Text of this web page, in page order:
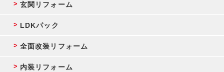
玄関リフォーム
LDKパック
全面改装リフォーム
内装リフォーム